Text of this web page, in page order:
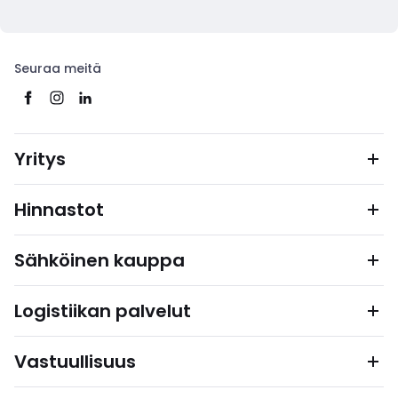
Seuraa meitä
Yritys
Hinnastot
Sähköinen kauppa
Logistiikan palvelut
Vastuullisuus